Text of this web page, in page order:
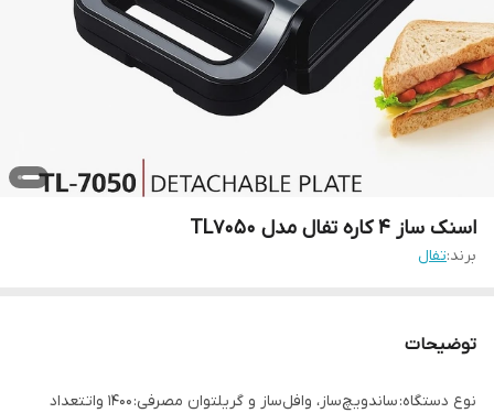
اسنک ساز ۴ کاره تفال مدل TL7050
برند:تفال
توضیحات
نوع دستگاه: ساندویچ‌ساز، وافل‌ساز و گریلتوان مصرفی: ۱۴۰۰ واتتعداد